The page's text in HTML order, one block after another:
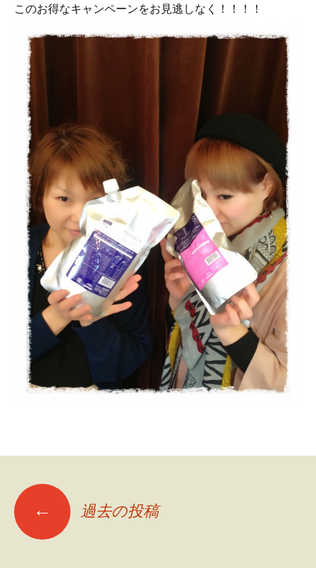
このお得なキャンペーンをお見逃しなく！！！！
投
稿
← 過去の投稿